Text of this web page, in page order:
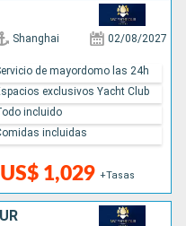
Shanghai 02/08/2027
US$ 1,029 +Tasas
de mayordomo las 24h
exclusivos Yacht Club
incluido
incluidas